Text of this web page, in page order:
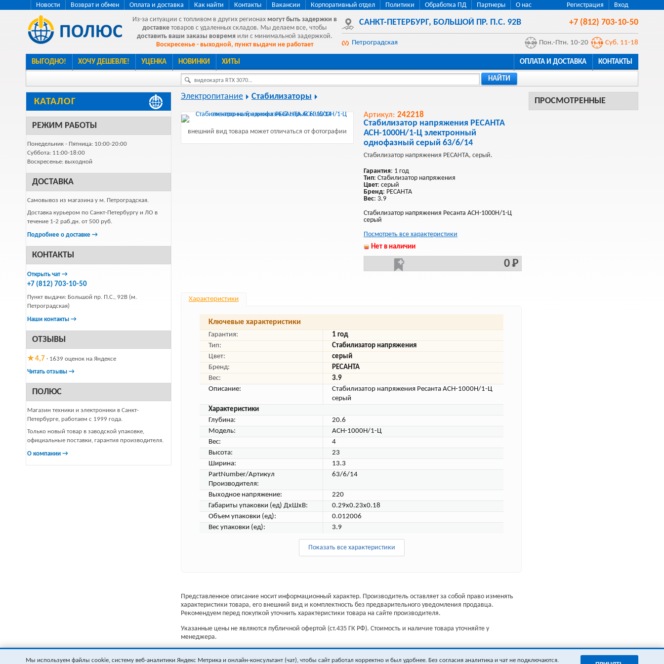
Регистрация Вход
Новости Возврат и обмен Оплата и доставка Как найти Контакты Вакансии Корпоративный отдел Политики Обработка ПД Партнеры
О нас
Из-за ситуации с топливом в других регионах могут быть задержки в
доставке товаров с удаленных складов. Мы делаем все, чтобы
доставить ваши заказы вовремя или с минимальной задержкой.
Воскресенье - выходной, пункт выдачи не работает
САНКТ-ПЕТЕРБУРГ, БОЛЬШОЙ ПР. П.С. 92В +7 (812) 703-10-50
Петроградская Пон.-Птн. 10-20 Суб. 11-18
ВЫГОДНО! ХОЧУ ДЕШЕВЛЕ! УЦЕНКА НОВИНКИ ХИТЫ ОПЛАТА И ДОСТАВКА КОНТАКТЫ
видеокарта RTX 3070... НАЙТИ
КАТАЛОГ
РЕЖИМ РАБОТЫ
Понедельник - Пятница: 10:00-20:00
Суббота: 11:00-18:00
Воскресенье: выходной
ДОСТАВКА
Самовывоз из магазина у м. Петроградская.
Доставка курьером по Санкт-Петербургу и ЛО в
течение 1-2 раб.дн. от 500 руб.
Подробнее о доставке →
КОНТАКТЫ
Открыть чат →
+7 (812) 703-10-50
Пункт выдачи: Большой пр. П.С., 92В (м.
Петроградская)
Наши контакты →
ОТЗЫВЫ
★ 4,7 · 1639 оценок на Яндексе
Читать отзывы →
ПОЛЮС
Магазин техники и электроники в Санкт-
Петербурге, работаем с 1999 года.
Только новый товар в заводской упаковке,
официальные поставки, гарантия производителя.
О компании →
ПРОСМОТРЕННЫЕ
Электропитание Стабилизаторы
внешний вид товара может отличаться от фотографии
Артикул: 242218
Стабилизатор напряжения РЕСАНТА
АСН-1000Н/1-Ц электронный
однофазный серый 63/6/14
Стабилизатор напряжения РЕСАНТА, серый.
Гарантия: 1 год
Тип: Стабилизатор напряжения
Цвет: серый
Бренд: РЕСАНТА
Вес: 3.9
Стабилизатор напряжения Ресанта АСН-1000Н/1-Ц
серый
Посмотреть все характеристики
Нет в наличии
0 Р
Характеристики
Ключевые характеристики
Гарантия:
1 год
Тип:
Стабилизатор напряжения
Цвет:
серый
Бренд:
РЕСАНТА
Вес:
3.9
Описание:
Стабилизатор напряжения Ресанта АСН-1000Н/1-Ц
серый
Характеристики
Глубина:
20.6
Модель:
АСН-1000Н/1-Ц
Вес:
4
Высота:
23
Ширина:
13.3
PartNumber/Артикул
Производителя:
63/6/14
Выходное напряжение:
220
Габариты упаковки (ед) ДхШхВ:
0.29x0.23x0.18
Объем упаковки (ед):
0.012006
Вес упаковки (ед):
3.9
Показать все характеристики
Представленное описание носит информационный характер. Производитель оставляет за собой право изменять
характеристики товара, его внешний вид и комплектность без предварительного уведомления продавца.
Рекомендуем перед покупкой уточнить характеристики товара на сайте производителя.
Указанные цены не являются публичной офертой (ст.435 ГК РФ). Стоимость и наличие товара уточняйте у
менеджера.
Мы используем файлы cookie, систему веб-аналитики Яндекс Метрика и онлайн-консультант (чат), чтобы сайт работал корректно и был удобнее. Без согласия аналитика и чат не подключаются.